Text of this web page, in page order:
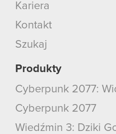
Kariera
Kontakt
Szukaj
Produkty
Cyberpunk 2077:
Cyberpunk 2077
Wiedźmin 3: Dziki